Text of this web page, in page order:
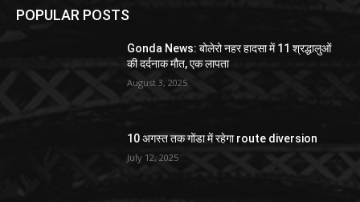
POPULAR POSTS
Gonda News: बोलेरो नहर हादसा में 11 श्रद्धालुओं
की दर्दनाक मौत, एक लापता
August 3, 2025
10 अगस्त तक गोंडा में रहेगा route diversion
July 12, 2025